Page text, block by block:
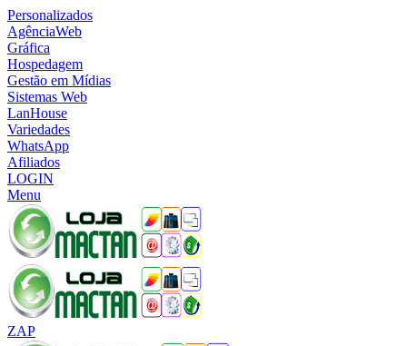
Personalizados
AgênciaWeb
Gráfica
Hospedagem
Gestão em Mídias
Sistemas Web
LanHouse
Variedades
WhatsApp
Afiliados
LOGIN
Menu
ZAP